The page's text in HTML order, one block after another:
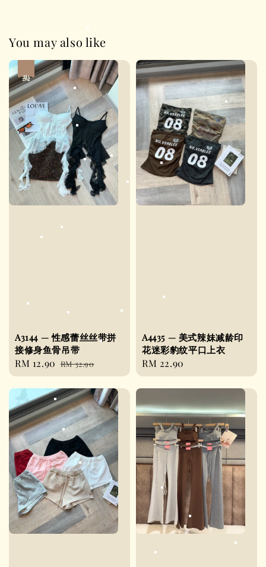
You may also like
A3144 — 性感蕾丝丝带拼
接修身鱼骨吊带
Sale
price
RM 12.90 Regular
price
RM 32.90
A4435 — 美式辣妹减龄印
花迷彩豹纹平口上衣
Regular
price
RM 22.90